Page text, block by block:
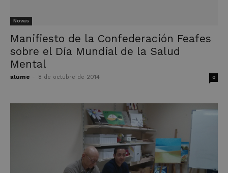
Novas
Manifiesto de la Confederación Feafes
sobre el Día Mundial de la Salud
Mental
alume 8 de octubre de 2014 0